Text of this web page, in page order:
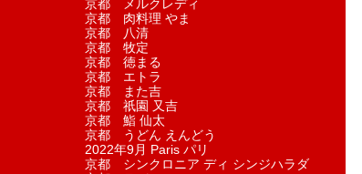
京都 メルクレディ
京都 肉料理 やま
京都 八清
京都 牧定
京都 徳まる
京都 エトラ
京都 また吉
京都 祇園 又吉
京都 鮨 仙太
京都 うどん えんどう
2022年9月 Paris パリ
京都 シンクロニア ディ シンジハラダ